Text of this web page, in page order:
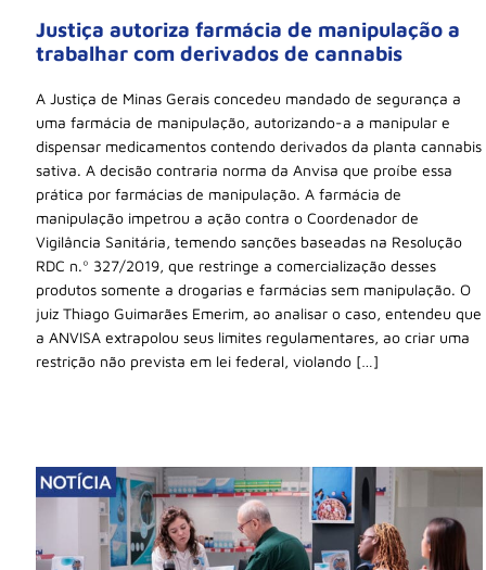
Justiça autoriza farmácia de manipulação a
trabalhar com derivados de cannabis
A Justiça de Minas Gerais concedeu mandado de segurança a
uma farmácia de manipulação, autorizando-a a manipular e
dispensar medicamentos contendo derivados da planta cannabis
sativa. A decisão contraria norma da Anvisa que proíbe essa
prática por farmácias de manipulação. A farmácia de
manipulação impetrou a ação contra o Coordenador de
Vigilância Sanitária, temendo sanções baseadas na Resolução
RDC n.º 327/2019, que restringe a comercialização desses
produtos somente a drogarias e farmácias sem manipulação. O
juiz Thiago Guimarães Emerim, ao analisar o caso, entendeu que
a ANVISA extrapolou seus limites regulamentares, ao criar uma
restrição não prevista em lei federal, violando […]